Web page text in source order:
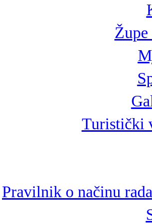
Turistički
Pravilnik o načinu